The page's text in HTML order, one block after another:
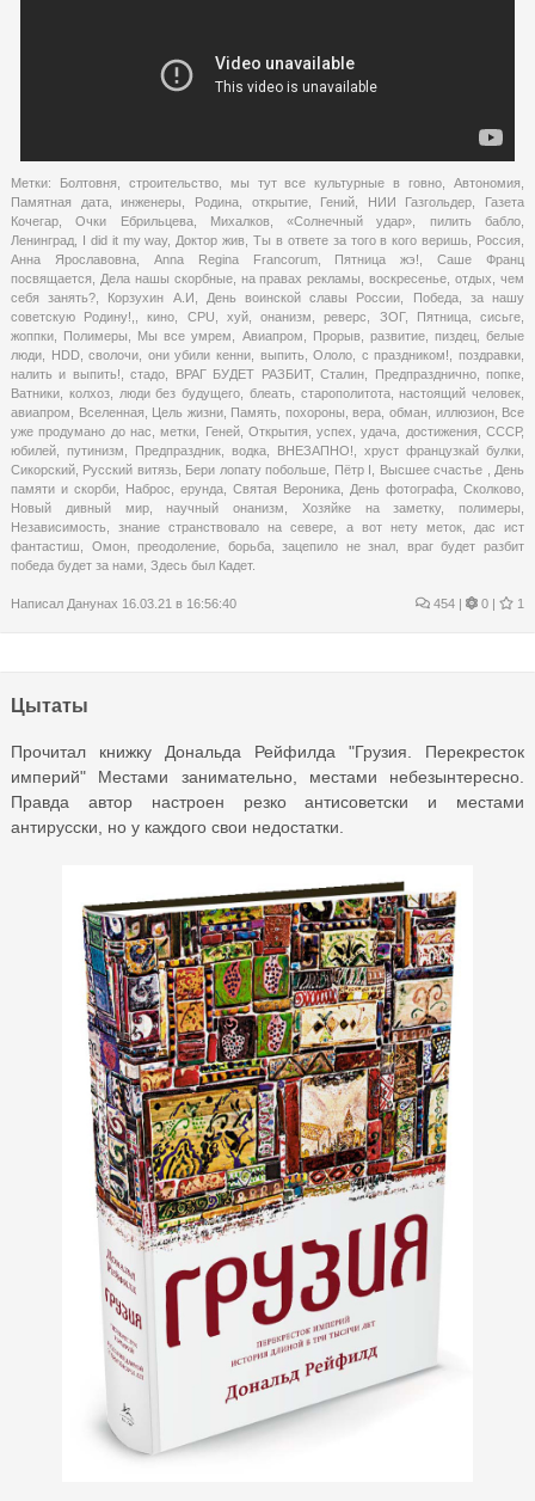
Метки: Болтовня строительство, мы тут все культурные в говно ,Автономия
Памятная дата,инженеры Родина, открытие, Гений НИИ Газгольдер
Газета
Кочегар ,Очки Ебрильцева, Михалков,«Солнечный удар» пилить бабло
Ленинград
I did it my way, Доктор жив Ты в ответе за того в кого веришь Россия
Анна Ярославовна, Anna Regina Francorum, Пятница жэ! ,Саше Франц
посвящается
Дела нашы скорбные, на правах рекламы ,воскресенье ,отдых ,чем
себя занять?
Корзухин А.И День воинской славы России Победа, за нашу
советскую Родину!,
,кино CPU хуй,онанизм ,реверс ЗОГ, Пятница,сисьге
жоппки
Полимеры Мы все умрем Авиапром Прорыв, развитие, пиздец,белые
люди
HDD,сволочи они убили кенни выпить ,Ололо с праздником! ,поздравки
налить и выпить! ,стадо ВРАГ БУДЕТ РАЗБИТ,Сталин Предпразднично,попке
Ватники
колхоз, люди без будущего блеать старополитота,настоящий человек
авиапром
Вселенная Цель жизни, Память похороны ,вера обман, иллюзион, Все
уже продумано до нас ,метки Геней, Открытия ,успех ,удача достижения ,СССР,
юбилей
путинизм Предпраздник водка ВНЕЗАПНО! хруст французкай булки
Сикорский Русский витязь Бери лопату побольше Пётр I Высшее счастье
День
памяти и скорби
Наброс ерунда Святая Вероника День фотографа Сколково
Новый дивный мир,научный онанизм Хозяйке на заметку, полимеры
Независимость ,знание странствовало на севере а вот нету меток, дас ист
фантастиш
Омон,преодоление борьба,зацепило не знал
враг будет разбит
победа будет за нами Здесь был Кадет.
Написал Данунах 16.03.21 в 16:56:40 454 | 0 | 1
Цытаты
Прочитал книжку Дональда Рейфилда "Грузия. Перекресток
империй" Местами занимательно, местами небезынтересно.
Правда автор настроен резко антисоветски и местами
антирусски, но у каждого свои недостатки.